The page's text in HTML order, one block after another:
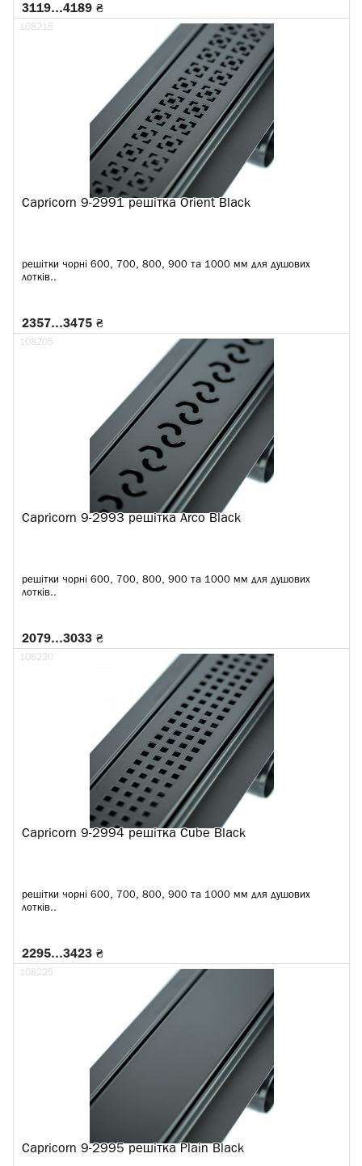
3119…4189 ₴
Capricorn 9-2991 решітка Orient Black
решітки чорні 600, 700, 800, 900 та 1000 мм для душових
лотків..
108215
2357…3475 ₴
Capricorn 9-2993 решітка Arco Black
решітки чорні 600, 700, 800, 900 та 1000 мм для душових
лотків..
108205
2079…3033 ₴
Capricorn 9-2994 решітка Cube Black
решітки чорні 600, 700, 800, 900 та 1000 мм для душових
лотків..
108220
2295…3423 ₴
Capricorn 9-2995 решітка Plain Black
108225